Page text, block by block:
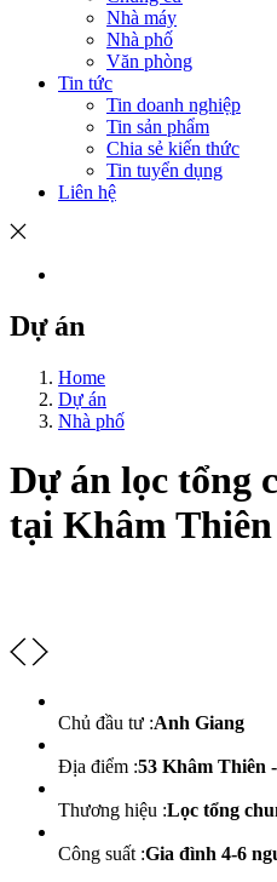
Nhà máy
Nhà phố
Văn phòng
Tin tức
Tin doanh nghiệp
Tin sản phẩm
Chia sẻ kiến thức
Tin tuyển dụng
Liên hệ
Dự án
Home
Dự án
Nhà phố
Dự án lọc tổng
tại Khâm Thiên
Chủ đầu tư :Anh Giang
Địa điểm :53 Khâm Thiên
Thương hiệu :Lọc tổng
Công suất :Gia đình 4-6